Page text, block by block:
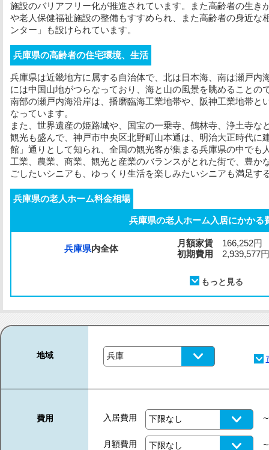
施設のバリアフリー化が推進されています。また高齢者の生き
や老人保健福祉施設の整備もすすめられ、また高齢者の身近な
ンター」も設けられています。
兵庫県の高齢者の住宅環境、生活
兵庫県は近畿地方に属する自治体で、北は日本海、南は瀬戸内
には中国山地がつらなっており、海と山の風景を眺めることの
南部の瀬戸内海沿岸は、播磨臨海工業地帯や、阪神工業地帯と
なっています。
また、世界遺産の姫路城や、国宝の一乗寺、鶴林寺、浄土寺な
観光も盛んで、神戸市中央区北野町山本通は、明治大正時代に
館」通りとして知られ、全国の観光客が集まる兵庫県の中でも
工業、農業、商業、観光と産業のバランスがとれた街で、豊か
ごしたいシニアも、ゆっくり生活を楽しみたいシニアも満足す
兵庫県の老人ホーム料金相場
兵庫県の老人ホーム入居にかかる
兵庫県内全体
月額家賃 166,252円
初期費用
2,939,577円
地域
費用 入居費用
月額費用